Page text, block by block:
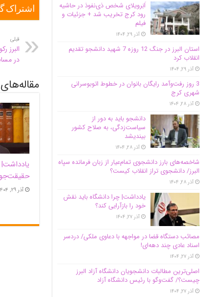
اشتراک
قبلی
البرز
در
آذر ۲۹, ۱۴۰۴
اَبَر‌ویلای شخص ذی‌نفوذ در حاشیه‌
رود کرج تخریب شد + جزئیات و
فیلم
آذر ۲۹, ۱۴۰۴
استان البرز در جنگ 12 روزه 7 شهید دانشجو تقدیم
انقلاب کرد
آذر ۲۹, ۱۴۰۴
3 روز رفت‌وآمد رایگان بانوان در خطوط اتوبوسرانی
شهری کرج
آذر ۲۸, ۱۴۰۴
دانشجو باید به دور از
سیاست‌زدگی، به صلاح کشور
بیندیشد
آذر ۲۸, ۱۴۰۴
شاخصه‌های بارز دانشجوی تمام‌عیار از زبان فرمانده سپاه
البرز/ دانشجوی تراز انقلاب کیست؟
آذر ۲۸, ۱۴۰۴
یادداشت| چرا دانشگاه باید نقش
خود را بازآرایی کند؟
آذر ۲۷, ۱۴۰۴
مصائب دستگاه قضا در مواجهه با دعاوی ملکی/ دردسر
اسناد عادی چند‌ دهه‌ای!
آذر ۲۷, ۱۴۰۴
اصلی‌ترین مطالبات دانشجویان دانشگاه آزاد البرز
چیست؟/ گفت‌وگو با رئیس دانشگاه آز‌اد
آذر ۲۷, ۱۴۰۴